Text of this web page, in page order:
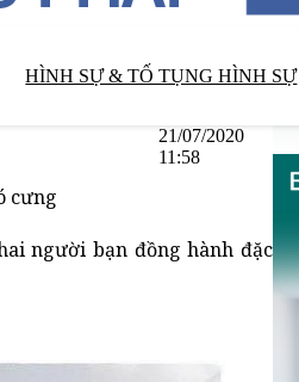
HÌNH SỰ & TỐ TỤNG HÌNH SỰ
21/07/2020
11:58
cưng
người bạn đồng hành đặc